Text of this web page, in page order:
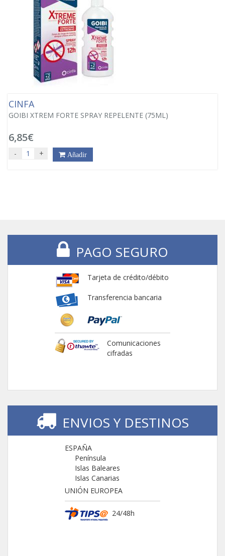
CINFA
GOIBI XTREM FORTE SPRAY REPELENTE (75ML)
6,85€
- + Añadir
PAGO SEGURO
Tarjeta de crédito/débito
Transferencia bancaria
Comunicaciones
cifradas
ENVIOS Y DESTINOS
ESPAÑA
Península
Islas Baleares
Islas Canarias
UNIÓN EUROPEA
24/48h